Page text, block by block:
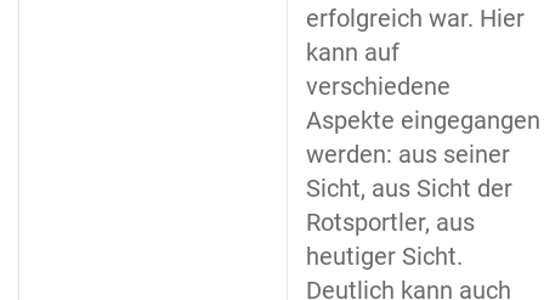
erfolgreich war. Hier
kann auf
verschiedene
Aspekte eingegangen
werden: aus seiner
Sicht, aus Sicht der
Rotsportler, aus
heutiger Sicht.
Deutlich kann auch